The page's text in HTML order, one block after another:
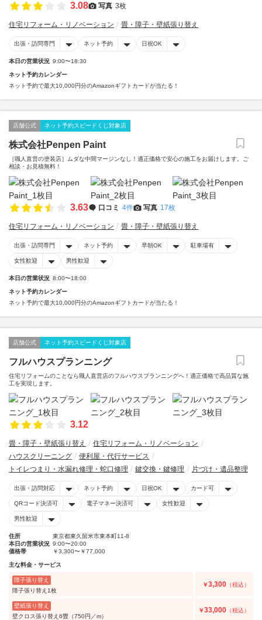
3.08 写真 3枚
住宅リフォーム・リノベーション 畳・障子・壁紙張り替え
出張・訪問専門 ネット予約 日祝OK
本日の営業状況 9:00〜18:30
ネット予約カレンダー
ネット予約で最大10,000円分のAmazonギフトカードが当たる！
店舗公式 ネット予約スピードくじ対象店
株式会社Penpen Paint
［職人直営の塗装店］ムダな中間マージンなし！適正価格で安心の施工をお届けします。ご
相談・お見積無料！
3.63 口コミ 4件 写真 17枚
住宅リフォーム・リノベーション 畳・障子・壁紙張り替え
出張・訪問専門 ネット予約 早朝OK 駐車場有
女性歓迎 男性歓迎
本日の営業状況 8:00〜18:00
ネット予約カレンダー
ネット予約で最大10,000円分のAmazonギフトカードが当たる！
店舗公式 ネット予約スピードくじ対象店
フルハウスプランニング
住宅リフォームのことなら職人直営店のフルハウスプランニングへ！適正価格で高品質な施
工を実現します。
3.12
畳・障子・壁紙張り替え
住宅リフォーム・リノベーション
ハウスクリーニング
便利屋・代行サービス
トイレつまり・水漏れ修理・蛇口修理
鍵交換・鍵修理 片づけ・遺品整理
出張・訪問対応 ネット予約 日祝OK カード可
QRコード決済可 電子マネー決済可 女性歓迎
男性歓迎
住所
東京都東久留米市東本町11-8
本日の営業状況 9:00〜20:00
価格帯
￥3,300〜￥77,000
主な料金・サービス
障子張り替え
障子張り替え1枚
￥3,300 （税込）
壁紙張り替え
壁クロス張り替え6畳（750円／m）
￥33,000 （税込）